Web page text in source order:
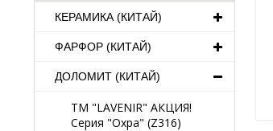
КЕРАМИКА (КИТАЙ)
ФАРФОР (КИТАЙ)
ДОЛОМИТ (КИТАЙ)
TM "LAVENIR" АКЦИЯ!
Серия "Охра" (Z316)